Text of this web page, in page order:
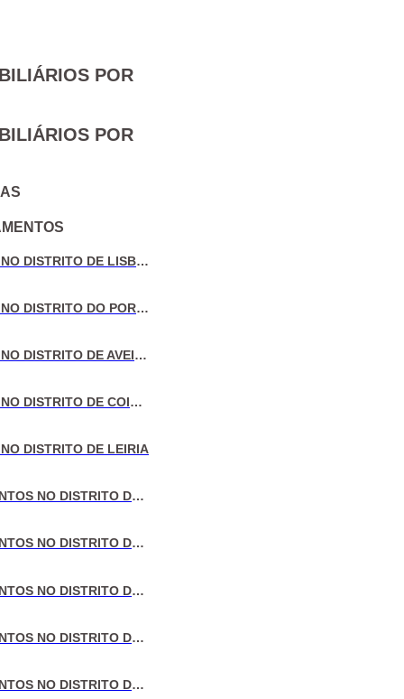
POR
POR
VENDA DE MORADIAS NO DISTRITO DE LISBOA
VENDA DE MORADIAS NO DISTRITO DO PORTO
VENDA DE MORADIAS NO DISTRITO DE AVEIRO
VENDA DE MORADIAS NO DISTRITO DE COIMBRA
DISTRITO DE LEIRIA
VENDA DE APARTAMENTOS NO DISTRITO DE LISBOA
VENDA DE APARTAMENTOS NO DISTRITO DO PORTO
VENDA DE APARTAMENTOS NO DISTRITO DE AVEIRO
VENDA DE APARTAMENTOS NO DISTRITO DE COIMBRA
VENDA DE APARTAMENTOS NO DISTRITO DE LEIRIA